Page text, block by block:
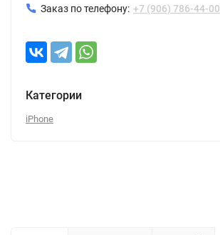
Заказ по телефону: +7 (906) 786-44-00
Категории
iPhone